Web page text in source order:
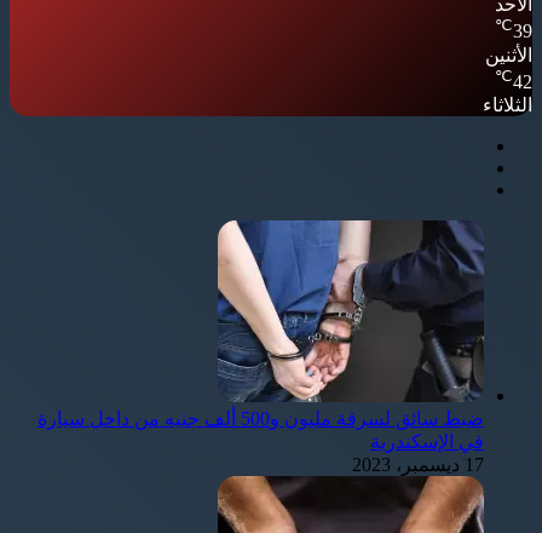
الأحد
39
℃
الأثنين
42
℃
الثلاثاء
ضبط سائق لسرقة مليون و500 ألف جنيه من داخل سيارة
في الإسكندرية
17 ديسمبر، 2023